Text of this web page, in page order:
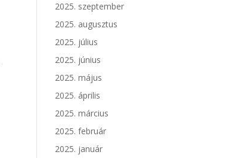
2025. szeptember
2025. augusztus
2025. július
2025. június
2025. május
2025. április
2025. március
2025. február
2025. január